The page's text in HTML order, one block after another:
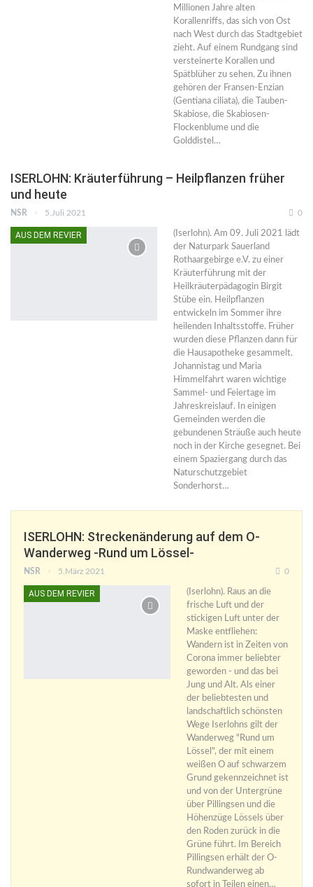
Millionen Jahre alten
Korallenriffs, das sich von Ost
nach West durch das Stadtgebiet
zieht. Auf einem Rundgang sind
versteinerte Korallen und
Spätblüher zu sehen. Zu ihnen
gehören der Fransen-Enzian
(Gentiana ciliata), die Tauben-
Skabiose, die Skabiosen-
Flockenblume und die
Golddistel…
ISERLOHN: Kräuterführung – Heilpflanzen früher
und heute
NSR 5.Juli 2021 0
AUS DEM REVIER
(Iserlohn). Am 09. Juli 2021 lädt
der Naturpark Sauerland
Rothaargebirge e.V. zu einer
Kräuterführung mit der
Heilkräuterpädagogin Birgit
Stübe ein. Heilpflanzen
entwickeln im Sommer ihre
heilenden Inhaltsstoffe. Früher
wurden diese Pflanzen dann für
die Hausapotheke gesammelt.
Johannistag und Maria
Himmelfahrt waren wichtige
Sammel- und Feiertage im
Jahreskreislauf. In einigen
Gemeinden werden die
gebundenen Sträuße auch heute
noch in der Kirche gesegnet. Bei
einem Spaziergang durch das
Naturschutzgebiet
Sonderhorst…
ISERLOHN: Streckenänderung auf dem O-
Wanderweg -Rund um Lössel-
NSR 5.März 2021 0
AUS DEM REVIER
(Iserlohn). Raus an die
frische Luft und der
stickigen Luft unter der
Maske entfliehen:
Wandern ist in Zeiten von
Corona immer beliebter
geworden - und das bei
Jung und Alt. Als einer
der beliebtesten und
landschaftlich schönsten
Wege Iserlohns gilt der
Wanderweg "Rund um
Lössel", der mit einem
weißen O auf schwarzem
Grund gekennzeichnet ist
und von der Untergrüne
über Pillingsen und die
Höhenzüge Lössels über
den Roden zurück in die
Grüne führt. Im Bereich
Pillingsen erhält der O-
Rundwanderweg ab
sofort in Teilen einen…